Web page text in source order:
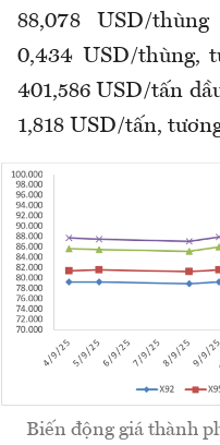
88,078 USD/
0,434 USD/thùng,
401,586 USD/tấn
1,818 USD/tấn,
Biến động giá thành